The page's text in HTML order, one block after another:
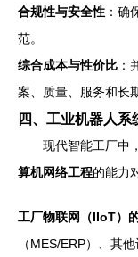
合规性与安全性 ：确
范。
综合成本与性价比 ：
案、质量、服务和长
四、工业机器人
现代智能工厂中
算机网络工程的能力
工厂物联网（IIoT）
（MES/ERP）、其